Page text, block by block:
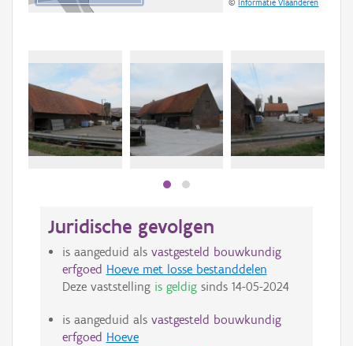
©Informatie Vlaanderen
Juridische gevolgen
is aangeduid als vastgesteld bouwkundig
erfgoed Hoeve met losse bestanddelen
Deze vaststelling is geldigsinds 14-05-2024
is aangeduid als vastgesteld bouwkundig
erfgoed Hoeve